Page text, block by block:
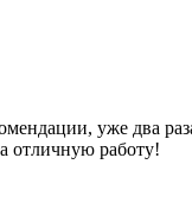
уже два
отличную работу!